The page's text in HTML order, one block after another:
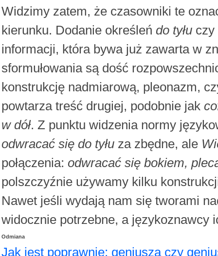
Widzimy zatem, że czasowniki te
kierunku. Dodanie określeń do tyłu czy
informacji, która bywa już zawarta w
sformułowania są dość
konstrukcję nadmiarową, pleonazm,
powtarza treść drugiej, podobnie jak
w dół. Z punktu widzenia normy
odwracać się do tyłu za zbędne, ale
połączenia: odwracać się bokiem,
polszczyźnie używamy kilku
Nawet jeśli wydają nam się tworami
widocznie potrzebne, a językoznawcy
Odmiana
Jak jest poprawnie: geniusza czy